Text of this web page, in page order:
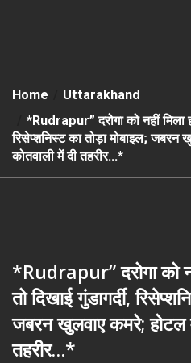
Home
Uttarakhand
*Rudrapur” दरोगा को नहीं मिला
रिसेप्शनिस्ट का तोड़ा मोबाइल;
कोतवाली में दी तहरीर…*
*Rudrapur” दरोगा को
तो दिखाई गुंडागर्दी,
जबरन खुलवाए कमरे; होटल
तहरीर…*